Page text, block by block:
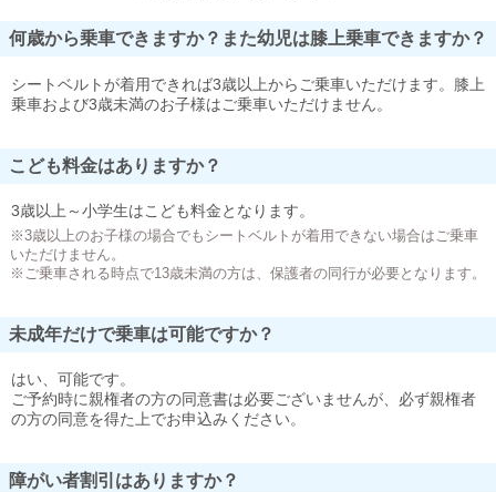
何歳から乗車できますか？また幼児は膝上乗車できますか？
シートベルトが着用できれば3歳以上からご乗車いただけます。膝上
乗車および3歳未満のお子様はご乗車いただけません。
こども料金はありますか？
3歳以上～小学生はこども料金となります。
※3歳以上のお子様の場合でもシートベルトが着用できない場合はご乗車
いただけません。
※ご乗車される時点で13歳未満の方は、保護者の同行が必要となります。
未成年だけで乗車は可能ですか？
はい、可能です。
ご予約時に親権者の方の同意書は必要ございませんが、必ず親権者
の方の同意を得た上でお申込みください。
障がい者割引はありますか？